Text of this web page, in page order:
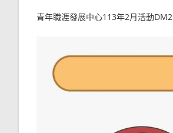
青年職涯發展中心113年2月活動DM2